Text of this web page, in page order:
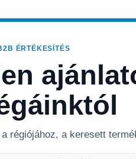
ÉRTÉKESÍTÉS
régiójához, a keresett